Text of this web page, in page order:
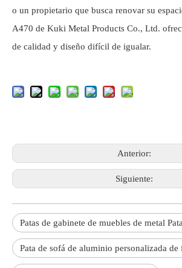
o un propietario que busca renovar su
A470 de Kuki Metal Products Co., Ltd.
de calidad y diseño difícil de igualar.
Anterior:
Siguiente:
Patas de gabinete de muebles de metal
Pata de sofá de aluminio personalizada de